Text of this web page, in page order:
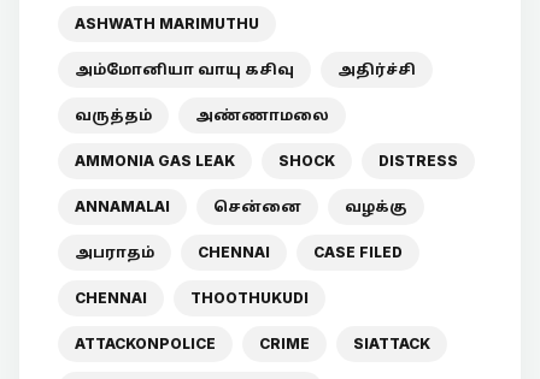
ASHWATH MARIMUTHU
அம்மோனியா வாயு கசிவு அதிர்ச்சி
வருத்தம் அண்ணாமலை
AMMONIA GAS LEAK SHOCK DISTRESS
ANNAMALAI சென்னை வழக்கு
அபராதம் CHENNAI CASE FILED
CHENNAI THOOTHUKUDI
ATTACKONPOLICE CRIME SIATTACK